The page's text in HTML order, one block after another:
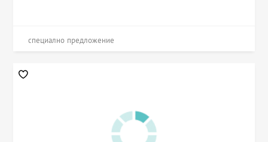
специално предложение